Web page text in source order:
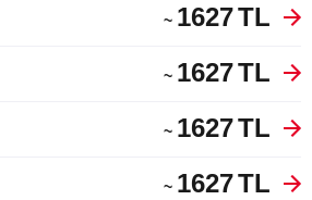
~ 1627TL
~ 1627TL
~ 1627TL
~ 1627TL